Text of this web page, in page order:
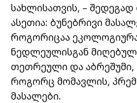
სახლისათვის, – შედეგად
ასეთია: ბუნებრივი
როგორიცაა
ნედლეულისგან
თეთრეული და აბრეშუმი,
როგორც მომავლის,
მასალები.